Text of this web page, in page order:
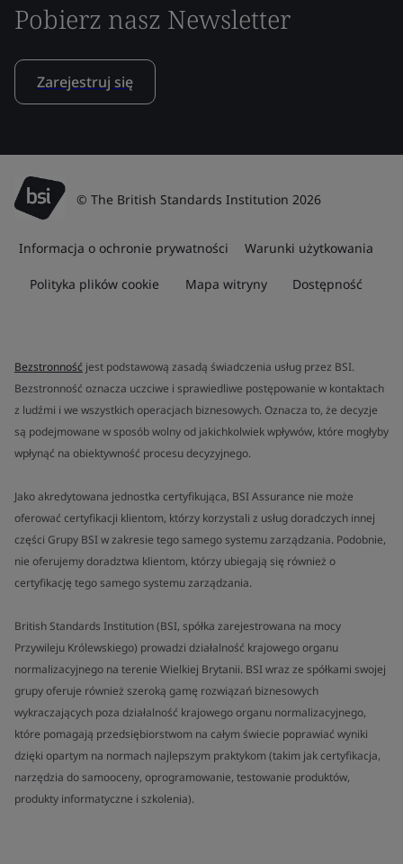
Pobierz nasz Newsletter
Zarejestruj się
© The British Standards Institution 2026
Informacja o ochronie prywatności Warunki użytkowania
Polityka plików cookie Mapa witryny Dostępność
Bezstronność jest podstawową zasadą świadczenia usług przez BSI.
Bezstronność oznacza uczciwe i sprawiedliwe postępowanie w kontaktach
z ludźmi i we wszystkich operacjach biznesowych. Oznacza to, że decyzje
są podejmowane w sposób wolny od jakichkolwiek wpływów, które mogłyby
wpłynąć na obiektywność procesu decyzyjnego.
Jako akredytowana jednostka certyfikująca, BSI Assurance nie może
oferować certyfikacji klientom, którzy korzystali z usług doradczych innej
części Grupy BSI w zakresie tego samego systemu zarządzania. Podobnie,
nie oferujemy doradztwa klientom, którzy ubiegają się również o
certyfikację tego samego systemu zarządzania.
British Standards Institution (BSI, spółka zarejestrowana na mocy
Przywileju Królewskiego) prowadzi działalność krajowego organu
normalizacyjnego na terenie Wielkiej Brytanii. BSI wraz ze spółkami swojej
grupy oferuje również szeroką gamę rozwiązań biznesowych
wykraczających poza działalność krajowego organu normalizacyjnego,
które pomagają przedsiębiorstwom na całym świecie poprawiać wyniki
dzięki opartym na normach najlepszym praktykom (takim jak certyfikacja,
narzędzia do samooceny, oprogramowanie, testowanie produktów,
produkty informatyczne i szkolenia).